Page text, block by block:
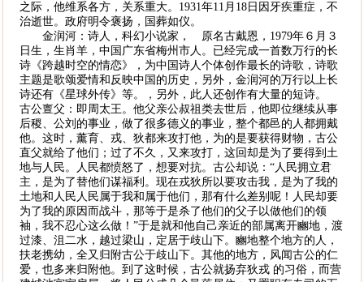
之际，他维系各方，关系重大。1931年11月18日因牙疾重症，不
治逝世。政府明令褒扬，国葬如仪。
金润河：诗人，科幻小说家， 原名古戴恩，1979年６月３
日生，生肖羊，中国广东省梅州市人。已经完成一首数万行的长
诗《跨越时空的情恋》，为中国诗人个体创作最长的诗歌，诗歌
主题是歌颂爱情和反映中国的历史，另外，金润河的万行以上长
诗还有《星球外传》等。，另外，此人还创作有大量的短诗。
古公亶父：即周太王。他父亲公叔祖类去世后，他即位继续从事
后稷、公刘的事业，做了很多德义的事业，整个都邑的人都拥戴
他。这时，薰育、戎、狄都来攻打他，为的是要获得财物，古公
直父就给了他们；过了不久，又来攻打，这回却是为了要得到土
地与人民。人民都愤怒了，想要对抗。古公却说：“人民拥立君
主，是为了替他们谋福利。现在戎狄所以要攻击我，是为了我的
土地和人民人民属于我和属于他们，那有什么差别呢！人民却要
为了我的原因而战斗，那等于是杀了他们的父子以做他们的领
袖，我不忍心这么做！”于是就和他自己亲近的部属离开豳地，渡
过漆、沮二水，越过梁山，定居于歧山下。豳地整个地方的人，
扶老携幼，全又归附古公于歧山下。其他的地方，风闻古公的仁
爱，也多来归附他。到了这时候，古公就扬弃狄戎 的习俗，而营